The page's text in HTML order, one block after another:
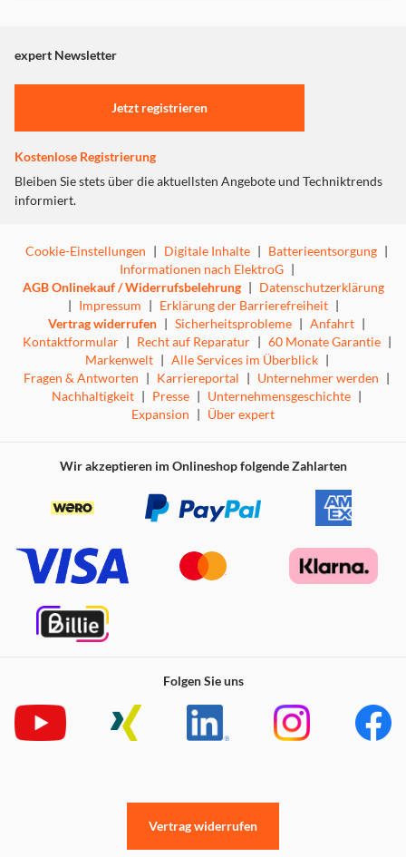
"Marketing".
Einstellungen anpassen
expert Newsletter
Jetzt registrieren
Kostenlose Registrierung
Bleiben Sie stets über die aktuellsten Angebote und Techniktrends
informiert.
Cookie-Einstellungen | Digitale Inhalte | Batterieentsorgung |
Informationen nach ElektroG |
AGB Onlinekauf / Widerrufsbelehrung | Datenschutzerklärung
| Impressum | Erklärung der Barrierefreiheit |
Vertrag widerrufen | Sicherheitsprobleme | Anfahrt |
Kontaktformular | Recht auf Reparatur | 60 Monate Garantie |
Markenwelt | Alle Services im Überblick |
Fragen & Antworten | Karriereportal | Unternehmer werden |
Nachhaltigkeit | Presse | Unternehmensgeschichte |
Expansion | Über expert
Wir akzeptieren im Onlineshop folgende Zahlarten
Folgen Sie uns
Vertrag widerrufen